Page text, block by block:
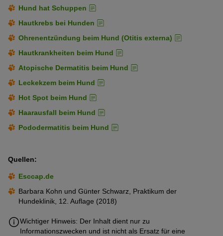
anfällig für Pilzinfektionen.
Überall dort wo viele Hunde zusammenkommen steigt die
Wahrscheinlichkeit für eine Infektion mit einem Hautpilz. Deshalb
sind Hunde in Zuchten oder in Tierheimen, sowie Hunde, die
häufig an Ausstellungen oder Wettkämpfen teilnehmen,
besonders gefährdet. Auch Jagdhunde und streunende Hunde
infizieren sich häufiger.
Hund hat Schuppen
Hautkrebs bei Hunden
Ohrenentzündung beim Hund (Otitis externa)
Hautkrankheiten beim Hund
Atopische Dermatitis beim Hund
Leckekzem beim Hund
Hot Spot beim Hund
Haarausfall beim Hund
Pododermatitis beim Hund
Quellen:
Esccap.de
Barbara Kohn und Günter Schwarz, Praktikum der
Hundeklinik, 12. Auflage (2018)
Wichtiger Hinweis: Der Inhalt dient nur zu
Informationszwecken und ist nicht als Ersatz für eine